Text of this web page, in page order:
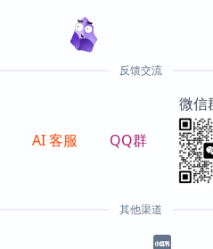
反馈交流
AI 客服 QQ群
微信
其他渠道